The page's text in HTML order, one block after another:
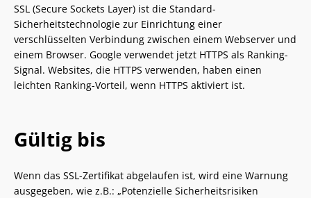
SSL (Secure Sockets Layer) ist die Standard-
Sicherheitstechnologie zur Einrichtung einer
verschlüsselten Verbindung zwischen einem Webserver und
einem Browser. Google verwendet jetzt HTTPS als Ranking-
Signal. Websites, die HTTPS verwenden, haben einen
leichten Ranking-Vorteil, wenn HTTPS aktiviert ist.
Gültig bis
Wenn das SSL-Zertifikat abgelaufen ist, wird eine Warnung
ausgegeben, wie z.B.: „Potenzielle Sicherheitsrisiken